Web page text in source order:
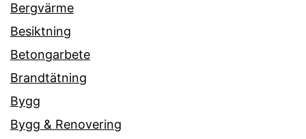
Bergvärme
Besiktning
Betongarbete
Brandtätning
Bygg
Bygg & Renovering